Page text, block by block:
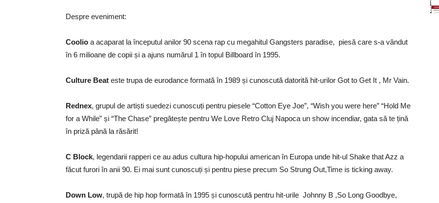
Despre eveniment:
Coolio a acaparat la începutul anilor 90 scena rap cu megahitul Gangsters paradise, piesă care s-a vândut
în 6 milioane de copii și a ajuns numărul 1 în topul Billboard în 1995.
Culture Beat este trupa de eurodance formată în 1989 și cunoscută datorită hit-urilor Got to Get It , Mr Vain.
Rednex, grupul de artiști suedezi cunoscuți pentru piesele “Cotton Eye Joe”, “Wish you were here” “Hold Me
for a While” și “The Chase” pregătește pentru We Love Retro Cluj Napoca un show incendiar, gata să te țină
în priză până la răsărit!
C Block, legendarii rapperi ce au adus cultura hip-hopului american în Europa unde hit-ul Shake that Azz a
făcut furori în anii 90. Ei mai sunt cunoscuți și pentru piese precum So Strung Out,Time is ticking away.
Down Low, trupă de hip hop formată în 1995 și cunoscută pentru hit-urile Johnny B ,So Long Goodbye,